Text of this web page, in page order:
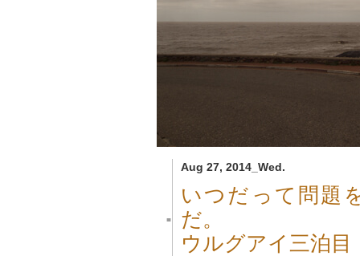
Aug 27, 2014_Wed.
■
いつだって問題
だ。
ウルグアイ三泊目